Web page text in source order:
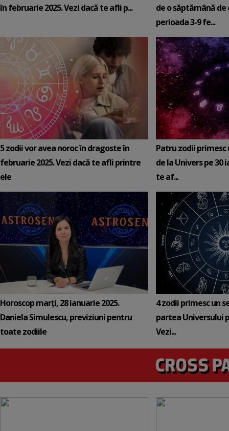
în februarie 2025. Vezi dacă te afli p...
de o săptămână de
perioada 3-9 fe...
5 zodii vor avea noroc în dragoste în
februarie 2025. Vezi dacă te afli printre
ele
Patru zodii primesc
de la Univers pe 30
te af...
Horoscop marți, 28 ianuarie 2025.
Daniela Simulescu, previziuni pentru
toate zodiile
4 zodii primesc un
partea Universului
Vezi...